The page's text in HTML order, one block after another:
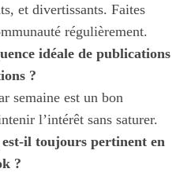
et divertissants. Faites
régulièrement.
idéale de publications
?
semaine est un bon
l’intérêt sans saturer.
il toujours pertinent en
?